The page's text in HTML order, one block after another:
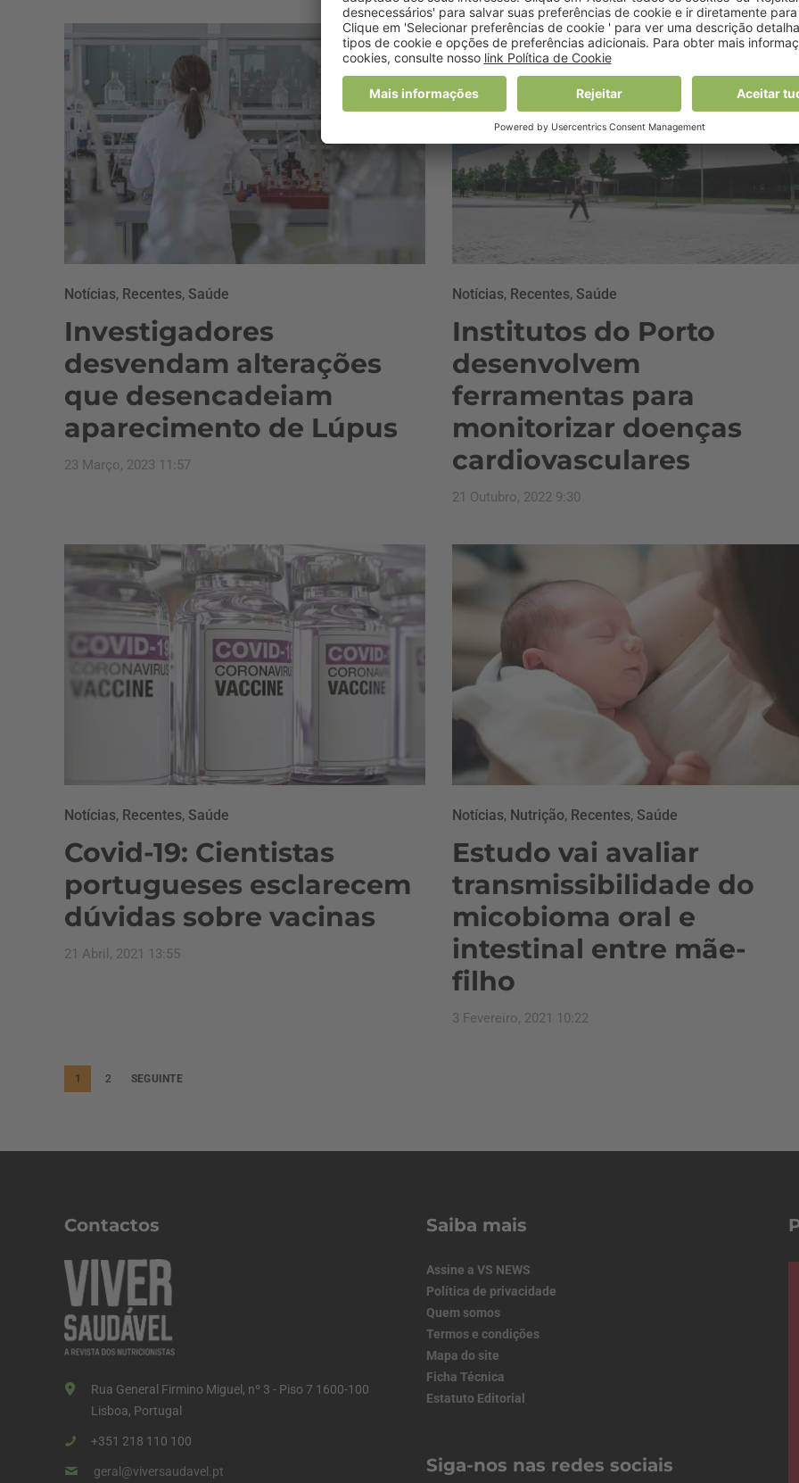
Notícias, Recentes, Saúde
Investigadores
desvendam alterações
que desencadeiam
aparecimento de Lúpus
23 Março, 2023 11:57
Notícias, Recentes, Saúde
Institutos do Porto
desenvolvem
ferramentas para
monitorizar doenças
cardiovasculares
21 Outubro, 2022 9:30
Notícias, Recentes, Saúde
Covid-19: Cientistas
portugueses esclarecem
dúvidas sobre vacinas
21 Abril, 2021 13:55
Notícias, Nutrição, Recentes, Saúde
Estudo vai avaliar
transmissibilidade do
micobioma oral e
intestinal entre mãe-
filho
3 Fevereiro, 2021 10:22
P
a
ã
o
d
o
s
o
n
1 2 SEGUINTE
Contactos
Rua General Firmino Miguel, nº 3 - Piso 7 1600-100
Lisboa, Portugal
+351 218 110 100
geral@viversaudavel.pt
Saiba mais
Assine a VS NEWS
Política de privacidade
Quem somos
Termos e condições
Mapa do site
Ficha Técnica
Estatuto Editorial
Siga-nos nas redes sociais